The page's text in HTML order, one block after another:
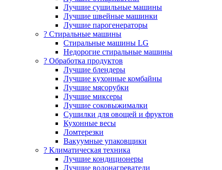
Лучшие сушильные машины
Лучшие швейные машинки
Лучшие парогенераторы
? Стиральные машины
Стиральные машины LG
Недорогие стиральные машины
? Обработка продуктов
Лучшие блендеры
Лучшие кухонные комбайны
Лучшие мясорубки
Лучшие миксеры
Лучшие соковыжималки
Сушилки для овощей и фруктов
Кухонные весы
Ломтерезки
Вакуумные упаковщики
?️ Климатическая техника
Лучшие кондиционеры
Лучшие водонагреватели